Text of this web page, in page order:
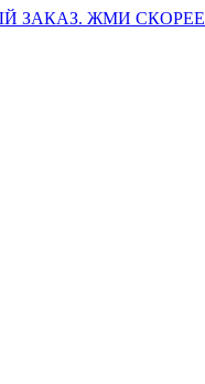
ЗАКАЗ. ЖМИ СКОРЕЕ